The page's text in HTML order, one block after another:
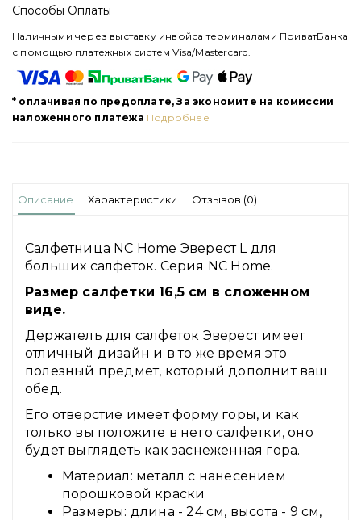
Способы Оплаты
Наличными через выставку инвойса терминалами ПриватБанка
с помощью платежных систем Visa/Mastercard.
* оплачивая по предоплате, За экономите на комиссии
наложенного платежа Подробнее
Описание Характеристики Отзывов (0)
Салфетница NC Home Эверест L для
больших салфеток. Серия NC Home.
Размер салфетки 16,5 см в сложенном
виде.
Держатель для салфеток Эверест имеет
отличный дизайн и в то же время это
полезный предмет, который дополнит ваш
обед.
Его отверстие имеет форму горы, и как
только вы положите в него салфетки, оно
будет выглядеть как заснеженная гора.
Материал: металл с нанесением
порошковой краски
Размеры: длина - 24 см, высота - 9 см,